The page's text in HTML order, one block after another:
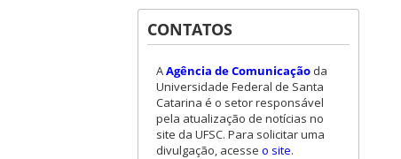
CONTATOS
AAgência de Comunicação da
Universidade Federal de Santa
Catarina é o setor responsável
pela atualização de notícias no
site da UFSC. Para solicitar uma
divulgação, acesse o site.